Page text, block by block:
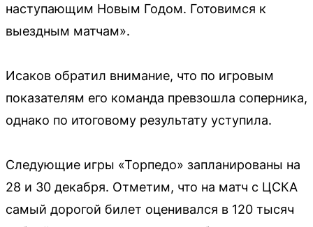
наступающим Новым Годом. Готовимся к
выездным матчам».
Исаков обратил внимание, что по игровым
показателям его команда превзошла соперника,
однако по итоговому результату уступила.
Следующие игры «Торпедо» запланированы на
28 и 30 декабря. Отметим, что на матч с ЦСКА
самый дорогой билет оценивался в 120 тысяч